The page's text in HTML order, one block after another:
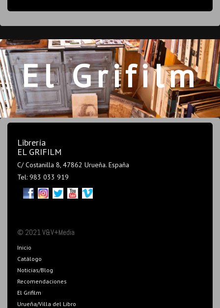
El Grifilm
Librería
EL GRIFILM
C/ Costanilla 8, 47862 Urueña. España
Tel: 983 033 919
© 2021 V&V+Media
Inicio
Catálogo
Noticias/Blog
Recomendaciones
El Grifilm
Urueña/Villa del Libro